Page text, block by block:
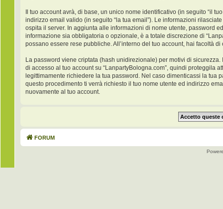
Il tuo account avrà, di base, un unico nome identificativo (in seguito “il
indirizzo email valido (in seguito “la tua email”). Le informazioni
ospita il server. In aggiunta alle informazioni di nome utente, password
informazione sia obbligatoria o opzionale, è a totale discrezione di
possano essere rese pubbliche. All’interno del tuo account, hai facoltà
La password viene criptata (hash unidirezionale) per motivi di
di accesso al tuo account su “LanpartyBologna.com”, quindi proteggila
legittimamente richiedere la tua password. Nel caso dimenticassi la tua
questo procedimento ti verrà richiesto il tuo nome utente ed indirizzo
nuovamente al tuo account.
FORUM